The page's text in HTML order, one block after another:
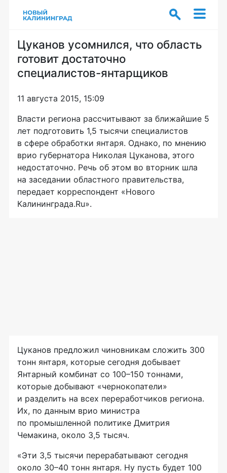
Цуканов усомнился, что область
готовит достаточно
специалистов-янтарщиков
11 августа 2015, 15:09
Власти региона рассчитывают за ближайшие 5
лет подготовить 1,5 тысячи специалистов
в сфере обработки янтаря. Однако, по мнению
врио губернатора Николая Цуканова, этого
недостаточно. Речь об этом во вторник шла
на заседании областного правительства,
передает корреспондент «Нового
Калининграда.Ru».
Цуканов предложил чиновникам сложить 300
тонн янтаря, которые сегодня добывает
Янтарный комбинат со 100–150 тоннами,
которые добывают «чернокопатели»
и разделить на всех переработчиков региона.
Их, по данным врио министра
по промышленной политике Дмитрия
Чемакина, около 3,5 тысяч.
«Эти 3,5 тысячи перерабатывают сегодня
около 30–40 тонн янтаря. Ну пусть будет 100